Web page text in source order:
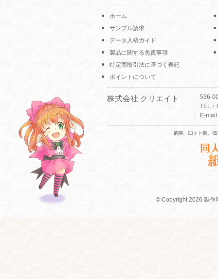
ホーム
サンプル請求
データ入稿ガイド
製品に関する免責事項
特定商取引法に基づく表記
ポイントについて
株式会社 クリエイト
536-
TEL
E-
© Copyright 2026 製作